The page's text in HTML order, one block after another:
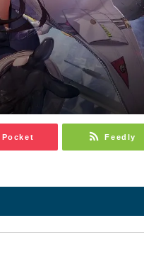
Pocket Feedly